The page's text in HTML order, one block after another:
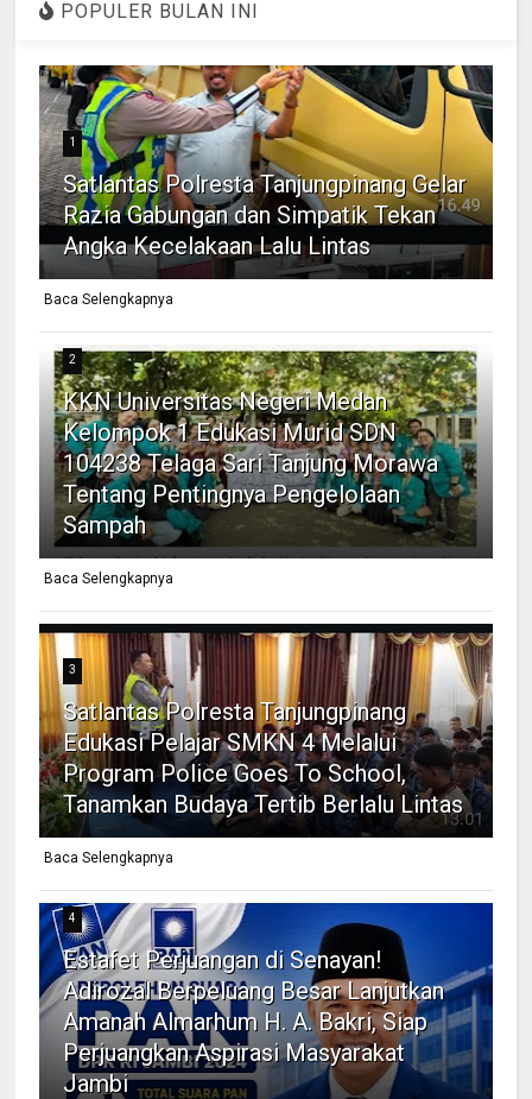
POPULER BULAN INI
1
Satlantas Polresta Tanjungpinang Gelar
Razia Gabungan dan Simpatik Tekan
Angka Kecelakaan Lalu Lintas
Baca Selengkapnya
2
KKN Universitas Negeri Medan
Kelompok 1 Edukasi Murid SDN
104238 Telaga Sari Tanjung Morawa
Tentang Pentingnya Pengelolaan
Sampah
Baca Selengkapnya
3
Satlantas Polresta Tanjungpinang
Edukasi Pelajar SMKN 4 Melalui
Program Police Goes To School,
Tanamkan Budaya Tertib Berlalu Lintas
Baca Selengkapnya
4
Estafet Perjuangan di Senayan!
Adirozal Berpeluang Besar Lanjutkan
Amanah Almarhum H. A. Bakri, Siap
Perjuangkan Aspirasi Masyarakat
Jambi